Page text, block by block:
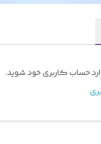
حساب کاربری خود شوید.